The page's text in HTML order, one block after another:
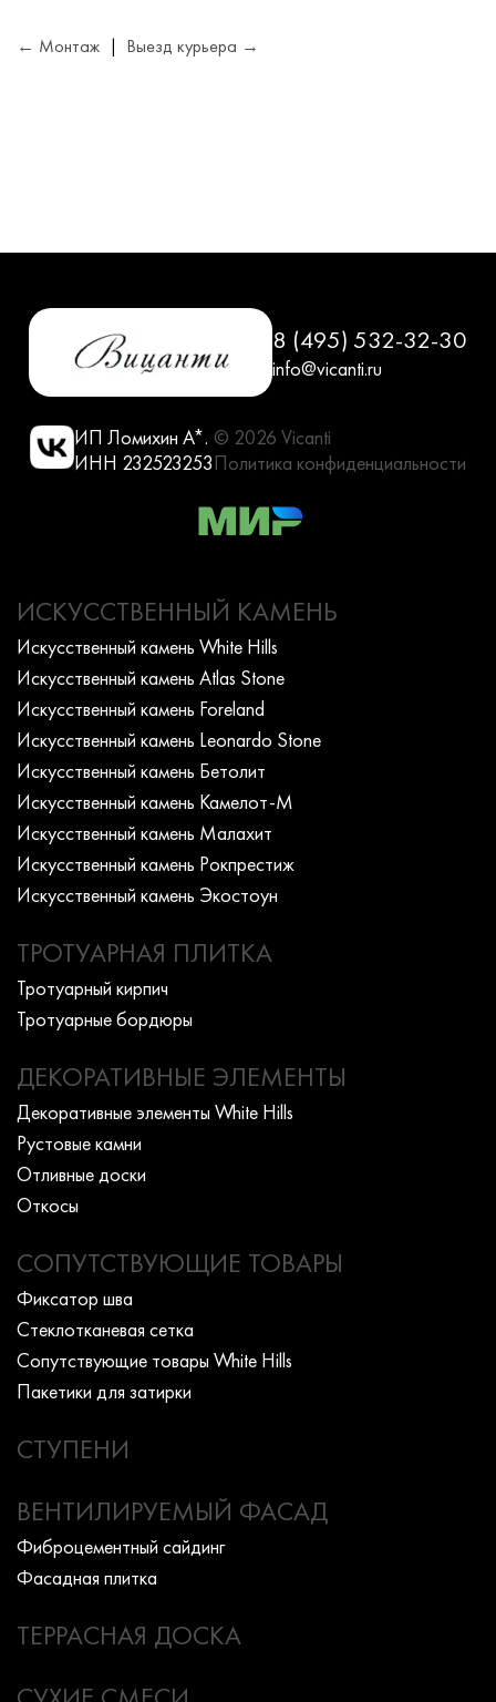
Портфолио
← Монтаж | Выезд курьера →
8 (495) 532-32-30
info@vicanti.ru
ИП Ломихин А*.
ИНН 232523253
© 2026 Vicanti
Политика конфиденциальности
ИСКУССТВЕННЫЙ КАМЕНЬ
Искусcтвенный камень White Hills
Искусcтвенный камень Atlas Stone
Искусcтвенный камень Foreland
Искусcтвенный камень Leonardo Stone
Искусcтвенный камень Бетолит
Искусcтвенный камень Камелот-М
Искусcтвенный камень Малахит
Искусcтвенный камень Рокпрестиж
Искусcтвенный камень Экостоун
ТРОТУАРНАЯ ПЛИТКА
Тротуарный кирпич
Тротуарные бордюры
ДЕКОРАТИВНЫЕ ЭЛЕМЕНТЫ
Декоративные элементы White Hills
Рустовые камни
Отливные доски
Откосы
СОПУТСТВУЮЩИЕ ТОВАРЫ
Фиксатор шва
Стеклотканевая сетка
Сопутствующие товары White Hills
Пакетики для затирки
СТУПЕНИ
ВЕНТИЛИРУЕМЫЙ ФАСАД
Фиброцементный сайдинг
Фасадная плитка
ТЕРРАСНАЯ ДОСКА